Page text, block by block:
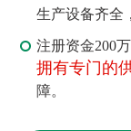
生产设备齐全
注册资金200
拥有专门的
障。